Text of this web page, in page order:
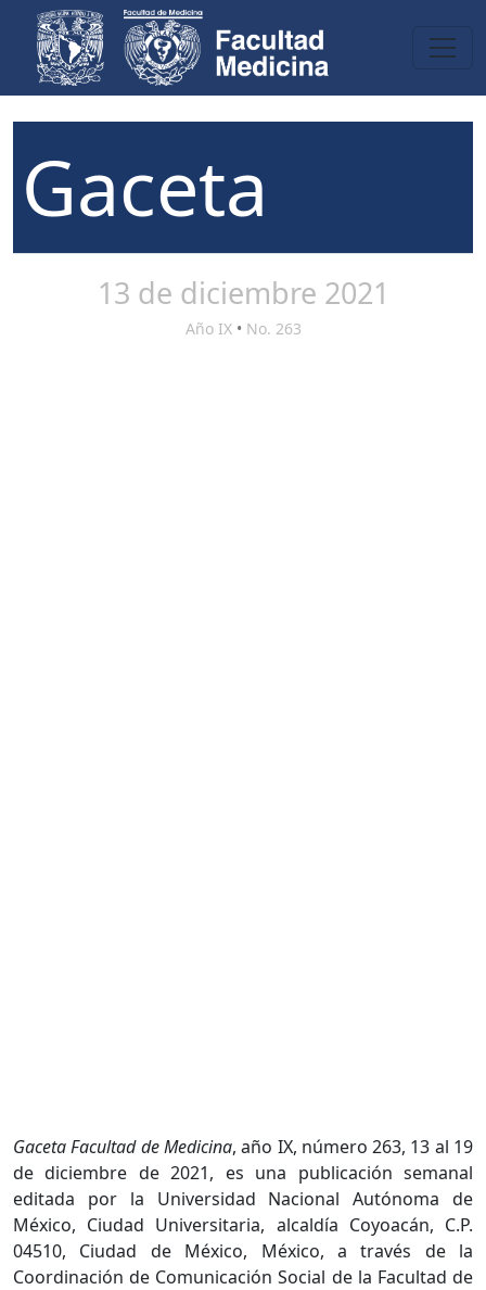
Gaceta
13 de diciembre 2021
Año IX • No. 263
Gaceta Facultad de Medicina, año IX, número 263, 13 al 19
de diciembre de 2021, es una publicación semanal
editada por la Universidad Nacional Autónoma de
México, Ciudad Universitaria, alcaldía Coyoacán, C.P.
04510, Ciudad de México, México, a través de la
Coordinación de Comunicación Social de la Facultad de